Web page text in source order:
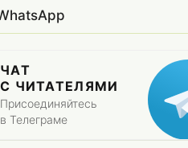
ЧАТ
С ЧИТАТЕЛЯМИ
Присоединяйтесь
в Телеграме